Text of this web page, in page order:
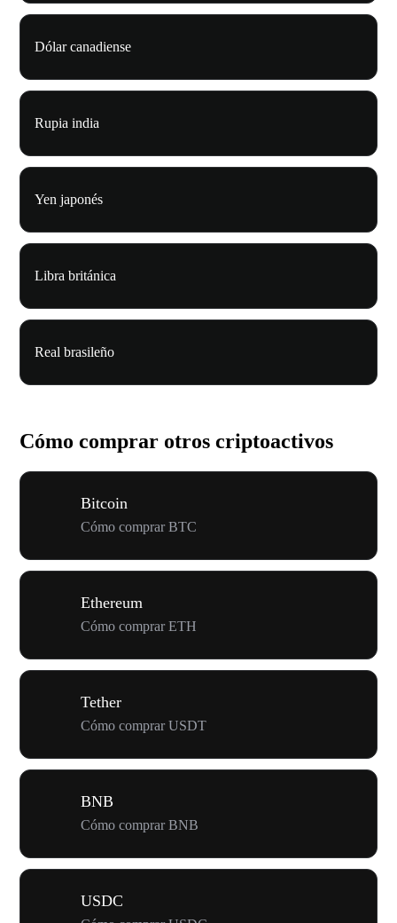
Dólar canadiense
Rupia india
Yen japonés
Libra británica
Real brasileño
Cómo comprar otros criptoactivos
Bitcoin
Cómo comprar BTC
Ethereum
Cómo comprar ETH
Tether
Cómo comprar USDT
BNB
Cómo comprar BNB
USDC